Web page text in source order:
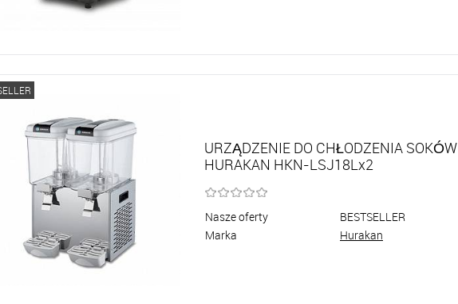
URZĄDZENIE DO CHŁODZENIA SOKÓW
HURAKAN HKN-LSJ18Lx2
Nasze oferty
BESTSELLER
Marka
Hurakan